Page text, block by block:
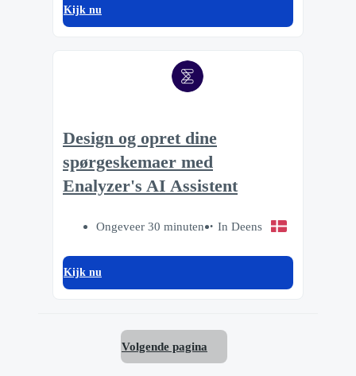
Kijk nu
Design og opret dine
spørgeskemaer med
Enalyzer's AI Assistent
Ongeveer 30 minuten In Deens
Kijk nu
Volgende pagina